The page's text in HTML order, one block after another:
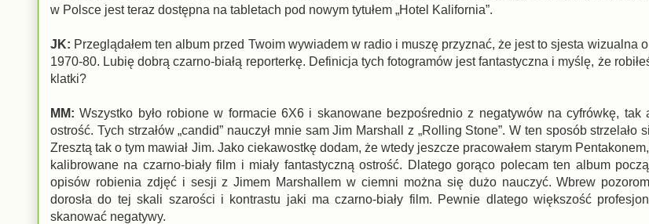
w Polsce jest teraz dostępna na tabletach pod nowym tytułem „Hotel Kalifornia”.
JK: Przeglądałem ten album przed Twoim wywiadem w radio i muszę przyznać, że jest to sjesta wizualna
1970-80. Lubię dobrą czarno-białą reporterkę. Definicja tych fotogramów jest fantastyczna i myślę, że
klatki?
MM: Wszystko było robione w formacie 6X6 i skanowane bezpośrednio z negatywów na cyfrówkę, tak
ostrość. Tych strzałów „candid” nauczył mnie sam Jim Marshall z „Rolling Stone”. W ten sposób strzelało
Zresztą tak o tym mawiał Jim. Jako ciekawostkę dodam, że wtedy jeszcze pracowałem starym
kalibrowane na czarno-biały film i miały fantastyczną ostrość. Dlatego gorąco polecam ten album
opisów robienia zdjęć i sesji z Jimem Marshallem w ciemni można się dużo nauczyć. Wbrew
dorosła do tej skali szarości i kontrastu jaki ma czarno-biały film. Pewnie dlatego większość
skanować negatywy.